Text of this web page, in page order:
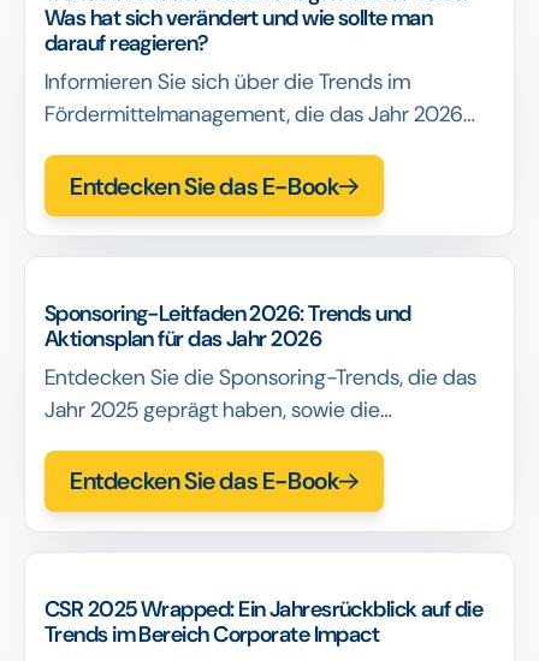
Was hat sich verändert und wie sollte man
darauf reagieren?
Informieren Sie sich über die Trends im
Fördermittelmanagement, die das Jahr 2026
Maßnahmen, die Sie ergreifen müssen, um
fundierte Entscheidungen zu treffen,
Ausnahmen zu reduzieren und Programme zu
Entdecken Sie das E-Book
Sponsoring-Leitfaden 2026: Trends und
Aktionsplan für das Jahr 2026
Entdecken Sie die Sponsoring-Trends, die das
Jahr 2025 geprägt haben, sowie die
ergreifen sollten, um den ROI, die Aktivierung
und die Messbarkeit im Jahr 2026 zu
verbessern.
Entdecken Sie das E-Book
CSR 2025 Wrapped: Ein Jahresrückblick auf die
Trends im Bereich Corporate Impact